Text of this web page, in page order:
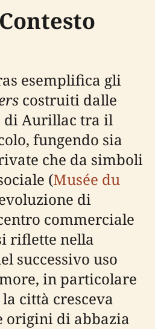
esemplifica gli
costruiti dalle
di Aurillac tra il
fungendo sia
che da simboli
(Musée du
di
commerciale
riflette nella
successivo uso
in particolare
città cresceva
origini di abbazia